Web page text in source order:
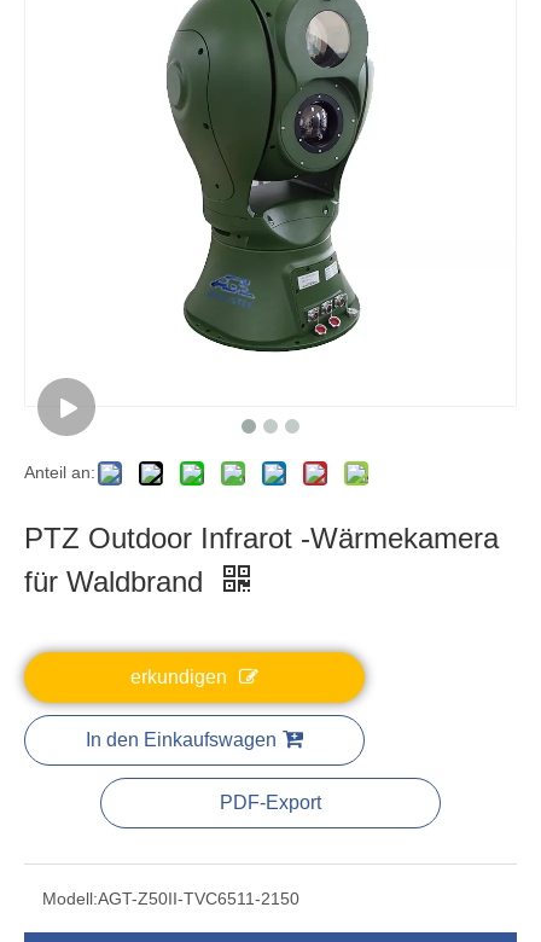
Anteil an:
PTZ Outdoor Infrarot -Wärmekamera
für Waldbrand
erkundigen
In den Einkaufswagen
PDF-Export
Modell:AGT-Z50II-TVC6511-2150